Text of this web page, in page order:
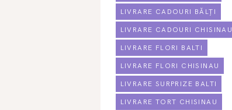
LIVRARE CADOURI BĂLȚI
LIVRARE CADOURI CHISINAU
LIVRARE FLORI BALTI
LIVRARE FLORI CHISINAU
LIVRARE SURPRIZE BALTI
LIVRARE TORT CHISINAU